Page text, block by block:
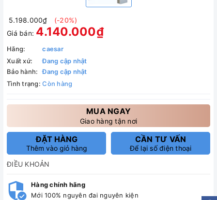
5.198.000₫
(-20%)
Giá bán: 4.140.000₫
Hãng:
caesar
Xuất xứ:
Đang cập nhật
Bảo hành:
Đang cập nhật
Tình trạng: Còn hàng
MUA NGAY
Giao hàng tận nơi
ĐẶT HÀNG
Thêm vào giỏ hàng
CẦN TƯ VẤN
Để lại số điện thoại
ĐIỀU KHOẢN
Hàng chính hãng
Mới 100% nguyên đai nguyên kiện